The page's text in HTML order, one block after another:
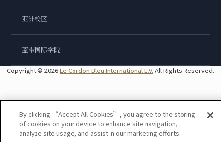
亚洲校区
蓝带国际学院
Copyright © 2026Le Cordon Bleu International B.V. All Rights Reserved.
By clicking “Accept All Cookies”, you agree to the storing
of cookies on your device to enhance site navigation,
analyze site usage, and assist in our marketing efforts.